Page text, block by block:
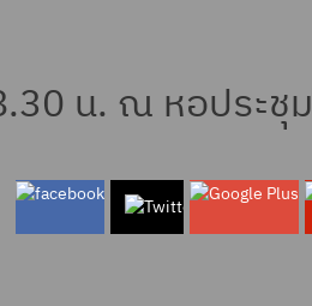
น. ณ หอประชุม